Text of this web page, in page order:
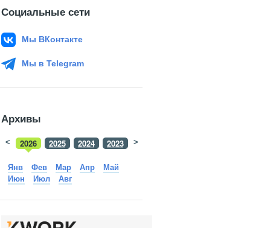
Социальные сети
Мы ВКонтакте
Мы в Telegram
Архивы
2026 2025 2024 2023 2022
< >
Янв Фев Мар Апр
Май
Июн
Июл Авг